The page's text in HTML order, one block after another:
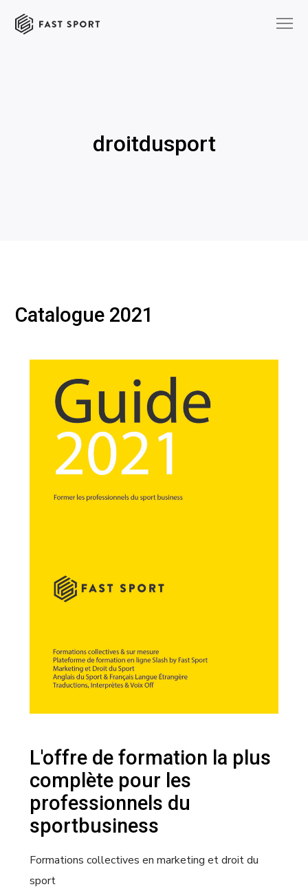
droitdusport
Catalogue 2021
L'offre de formation la plus
complète pour les
professionnels du
sportbusiness
Formations collectives en marketing et droit du
sport